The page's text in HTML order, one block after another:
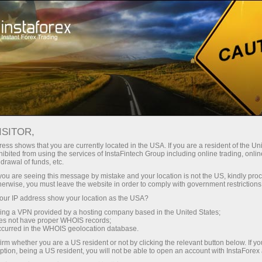
انسٹا فاریکس کے ساتھ، آپ
حاصل کرتے ہیں: 1:5000 تک کا فائدہ،
مارکیٹ میں کچھ بہترین اسپریڈز اور
کمیشنز، اور ٹریڈنگ اسٹاک اور انڈیکس
کے لیے فائدہ مند حالات۔
مختصر
30% بونس
ہر ڈیپازٹ پر
رفتار
تجارت اور ہائی ویز پر
shows that you are currently located in the USA. If you are a resident of the
from using the services of InstaFintech Group including online trading,
of funds, etc.
are seeing this message by mistake and your location is not the US, kindly
you must leave the website in order to comply with government
IP address show your location as the USA?
a VPN provided by a hosting company based in the United States;
not have proper WHOIS records;
in the WHOIS geolocation database.
whether you are a US resident or not by clicking the relevant button below. If
being a US resident, you will not be able to open an account with InstaForex